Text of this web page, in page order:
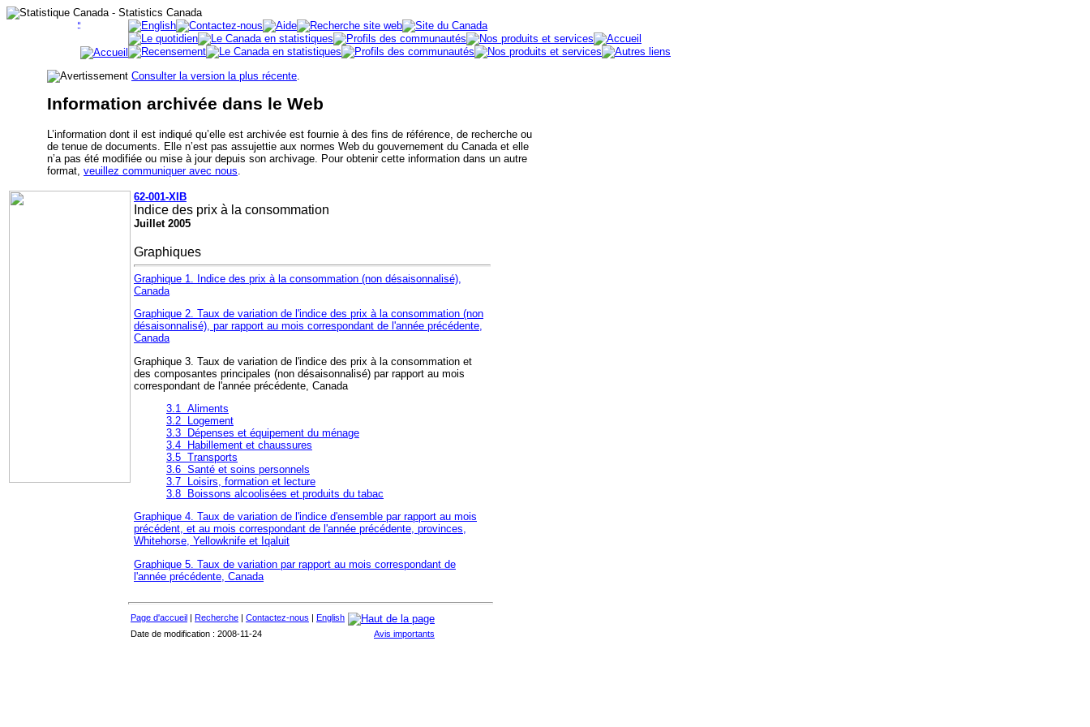
Consulter la version la plus récente.
Information archivée dans le Web
L’information dont il est indiqué qu’elle est archivée est fournie à des fins de référence, de recherche ou
de tenue de documents. Elle n’est pas assujettie aux normes Web du gouvernement du Canada et elle
n’a pas été modifiée ou mise à jour depuis son archivage. Pour obtenir cette information dans un autre
format, veuillez communiquer avec nous.
62-001-XIB
Indice des prix à la consommation
Juillet 2005
Graphiques
Graphique 1. Indice des prix à la consommation (non désaisonnalisé),
Canada
Graphique 2. Taux de variation de l'indice des prix à la consommation (non
désaisonnalisé), par rapport au mois correspondant de l'année précédente,
Canada
Graphique 3. Taux de variation de l'indice des prix à la consommation et
des composantes principales (non désaisonnalisé) par rapport au mois
correspondant de l'année précédente, Canada
3.1 Aliments
3.2 Logement
3.3 Dépenses et équipement du ménage
3.4 Habillement et chaussures
3.5 Transports
3.6 Santé et soins personnels
3.7 Loisirs, formation et lecture
3.8 Boissons alcoolisées et produits du tabac
Graphique 4. Taux de variation de l'indice d'ensemble par rapport au mois
précédent, et au mois correspondant de l'année précédente, provinces,
Whitehorse, Yellowknife et Iqaluit
Graphique 5. Taux de variation par rapport au mois correspondant de
l'année précédente, Canada
Page d'accueil | Recherche | Contactez-nous | English
Date de modification : 2008-11-24
Avis importants